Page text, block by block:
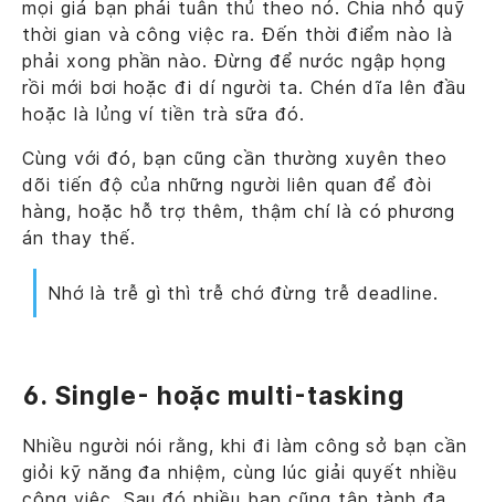
mọi giá bạn phải tuân thủ theo nó. Chia nhỏ quỹ
thời gian và công việc ra. Đến thời điểm nào là
phải xong phần nào. Đừng để nước ngập họng
rồi mới bơi hoặc đi dí người ta. Chén dĩa lên đầu
hoặc là lủng ví tiền trà sữa đó.
Cùng với đó, bạn cũng cần thường xuyên theo
dõi tiến độ của những người liên quan để đòi
hàng, hoặc hỗ trợ thêm, thậm chí là có phương
án thay thế.
Nhớ là trễ gì thì trễ chớ đừng trễ deadline.
6. Single- hoặc multi-tasking
Nhiều người nói rằng, khi đi làm công sở bạn cần
giỏi kỹ năng đa nhiệm, cùng lúc giải quyết nhiều